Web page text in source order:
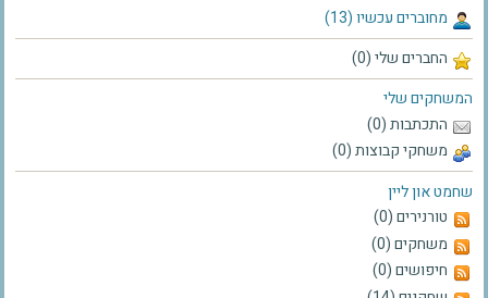
מחוברים עכשיו (13)
החברים שלי (0)
המשחקים שלי
התכתבות (0)
משחקי קבוצות (0)
שחמט און ליין
טורנירים (0)
משחקים (0)
חיפושים (0)